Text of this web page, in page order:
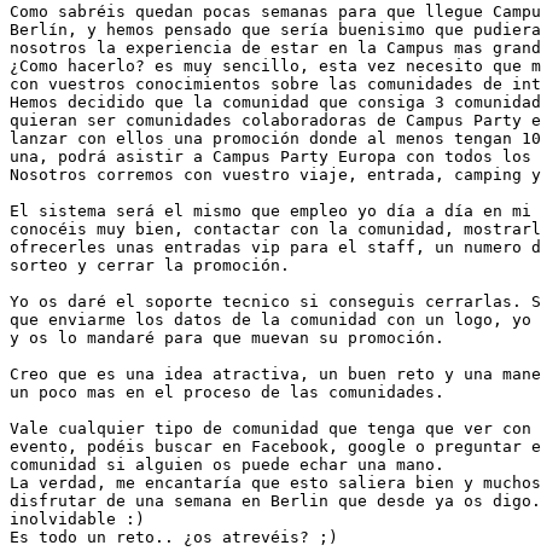
Como sabréis quedan pocas semanas para que llegue
Berlín, y hemos pensado que sería buenisimo que
nosotros la experiencia de estar en la Campus mas
¿Como hacerlo? es muy sencillo, esta vez necesito que
con vuestros conocimientos sobre las comunidades de
Hemos decidido que la comunidad que consiga 3
quieran ser comunidades colaboradoras de Campus
lanzar con ellos una promoción donde al menos tengan
una, podrá asistir a Campus Party Europa con todos los
Nosotros corremos con vuestro viaje, entrada, camping
El sistema será el mismo que empleo yo día a día en
conocéis muy bien, contactar con la comunidad,
ofrecerles unas entradas vip para el staff, un numero
sorteo y cerrar la promoción.
Yo os daré el soporte tecnico si conseguis cerrarlas.
que enviarme los datos de la comunidad con un logo,
y os lo mandaré para que muevan su promoción.
Creo que es una idea atractiva, un buen reto y una
un poco mas en el proceso de las comunidades.
Vale cualquier tipo de comunidad que tenga que ver
evento, podéis buscar en Facebook, google o preguntar
comunidad si alguien os puede echar una mano.
La verdad, me encantaría que esto saliera bien y
disfrutar de una semana en Berlin que desde ya os
inolvidable :)
Es todo un reto.. ¿os atrevéis? ;)